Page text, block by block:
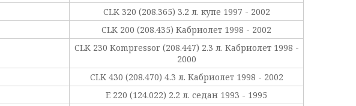
CLK 320 (208.365) 3.2 л. купе 1997 - 2002
CLK 200 (208.435) Кабриолет 1998 - 2002
CLK 230 Kompressor (208.447) 2.3 л. Кабриолет 1998 -
2000
CLK 430 (208.470) 4.3 л. Кабриолет 1998 - 2002
E 220 (124.022) 2.2 л. седан 1993 - 1995